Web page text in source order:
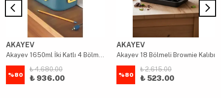
AKAYEV
Akayev 1650ml İki Katlı 4 Bölmeli Çelik Yemek Kabı Mavi
%80
₺ 4,680.00
₺ 936.00
AKAYEV
Akayev 18 Bölmeli Brownie Kalıbı
%80
₺ 2,615.00
₺ 523.00